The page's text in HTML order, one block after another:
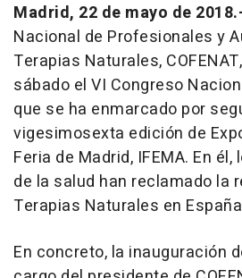
Madrid, 22 de mayo de
Nacional de Profesionales y
Terapias Naturales,
sábado el VI Congreso
que se ha enmarcado por
vigesimosexta edición de
Feria de Madrid, IFEMA. En
de la salud han reclamado la
Terapias Naturales en
En concreto, la inauguración